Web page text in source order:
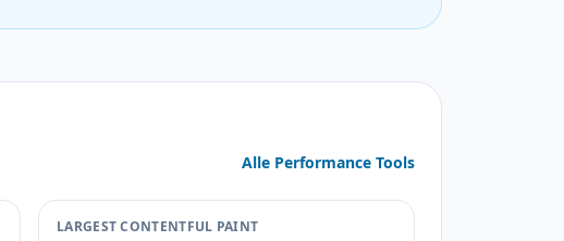
Alle Performance Tools
LARGEST CONTENTFUL PAINT